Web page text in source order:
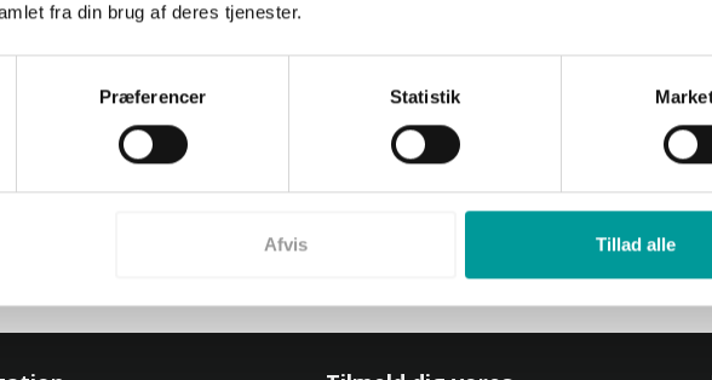
fra din brug af deres tjenester.
Præferencer Statistik
Afvis Tillad alle
Filosofien bag Pharma IT Academy starter med vores instruktører. Vi tror på, at
give deltagerne en unik mulighed for at lære hvordan kursuskoncepterne...
LÆS MERE